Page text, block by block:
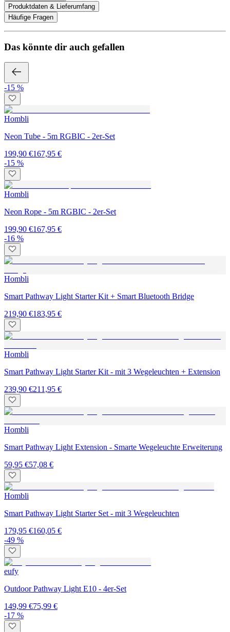
Produktdaten & Lieferumfang
Häufige Fragen
Das könnte dir auch gefallen
-15 %
Hombli
Neon Tube - 5m RGBIC - 2er-Set
199,90 €167,95 €
-15 %
Hombli
Neon Rope - 5m RGBIC - 2er-Set
199,90 €167,95 €
-16 %
Hombli
Smart Pathway Light Starter Kit + Smart Bluetooth Bridge
219,90 €183,95 €
Hombli
Smart Pathway Light Starter Kit - mit 3 Wegeleuchten + Extension
239,90 €211,95 €
Hombli
Smart Pathway Light Extension - Smarte Wegeleuchte Erweiterung
59,95 €57,08 €
Hombli
Smart Pathway Light Starter Set - mit 3 Wegeleuchten
179,95 €160,05 €
-49 %
eufy
Outdoor Pathway Light E10 - 4er-Set
149,99 €75,99 €
-17 %